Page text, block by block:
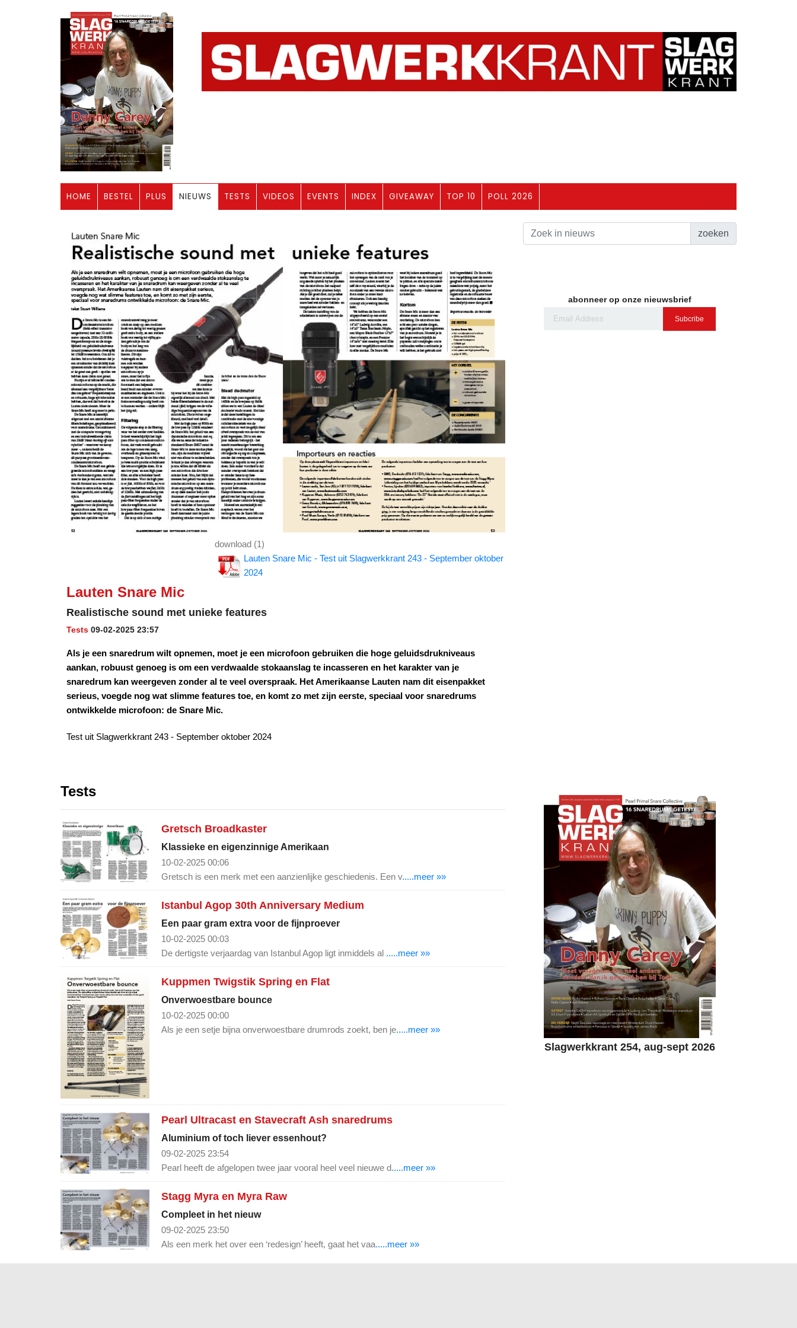
HOME BESTEL PLUS NIEUWS TESTS VIDEOS EVENTS INDEX GIVEAWAY TOP 10 POLL 2026
download (1)
Lauten Snare Mic - Test uit Slagwerkkrant 243 - September oktober
2024
Lauten Snare Mic
Realistische sound met unieke features
Tests 09-02-2025 23:57
Als je een snaredrum wilt opnemen, moet je een microfoon gebruiken die hoge geluidsdrukniveaus
aankan, robuust genoeg is om een verdwaalde stokaanslag te incasseren en het karakter van je
snaredrum kan weergeven zonder al te veel overspraak. Het Amerikaanse Lauten nam dit eisenpakket
serieus, voegde nog wat slimme features toe, en komt zo met zijn eerste, speciaal voor snaredrums
ontwikkelde microfoon: de Snare Mic.
Test uit Slagwerkkrant 243 - September oktober 2024
zoeken
abonneer op onze nieuwsbrief
Subcribe
Tests
Gretsch Broadkaster
Klassieke en eigenzinnige Amerikaan
10-02-2025 00:06
Gretsch is een merk met een aanzienlijke geschiedenis. Een v.....meer »»
Istanbul Agop 30th Anniversary Medium
Een paar gram extra voor de fijnproever
10-02-2025 00:03
De dertigste verjaardag van Istanbul Agop ligt inmiddels al .....meer »»
Kuppmen Twigstik Spring en Flat
Onverwoestbare bounce
10-02-2025 00:00
Als je een setje bijna onverwoestbare drumrods zoekt, ben je.....meer »»
Pearl Ultracast en Stavecraft Ash snaredrums
Aluminium of toch liever essenhout?
09-02-2025 23:54
Pearl heeft de afgelopen twee jaar vooral heel veel nieuwe d.....meer »»
Stagg Myra en Myra Raw
Compleet in het nieuw
09-02-2025 23:50
Als een merk het over een ‘redesign’ heeft, gaat het vaa.....meer »»
Slagwerkkrant 254, aug-sept 2026